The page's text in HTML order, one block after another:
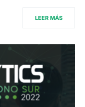
LEER MÁS